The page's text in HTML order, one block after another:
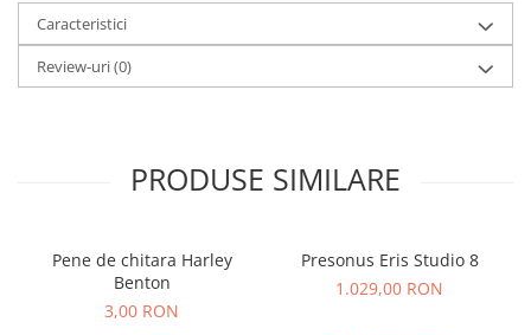
Protectii antifonice pentru urechi
Rack studio
Recordere de studio
Standuri si stative de monitoare
Lumini si efecte
Caracteristici
Review-uri(0)
PRODUSE SIMILARE
Pene de chitara Harley
Benton
3,00 RON
Presonus Eris Studio 8
1.029,00 RON